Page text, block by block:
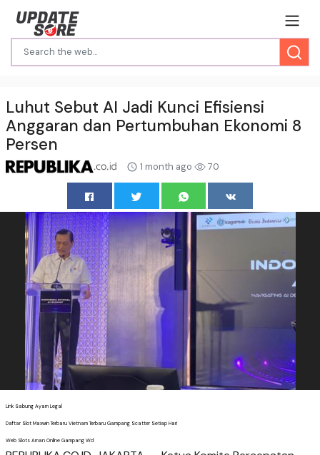
Luhut Sebut AI Jadi Kunci Efisiensi
Anggaran dan Pertumbuhan Ekonomi 8
Persen
1 month ago 70
Link Sabung Ayam Legal
Daftar Slot Maxwin Terbaru Vietnam Terbaru Gampang Scatter Setiap Hari
Web Slots Aman Online Gampang Wd